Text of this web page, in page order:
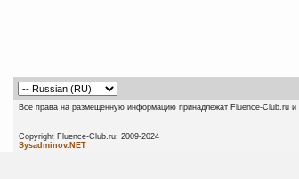
Все права на размещенную информацию принадлежат Fluence-Club.ru и
Copyright Fluence-
Sysadminov.NET